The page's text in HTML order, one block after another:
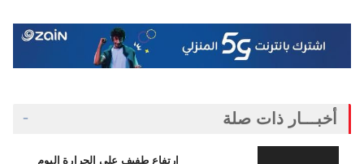
أخبـــار ذات صلة
ارتفاع طفيف على الحرارة اليوم